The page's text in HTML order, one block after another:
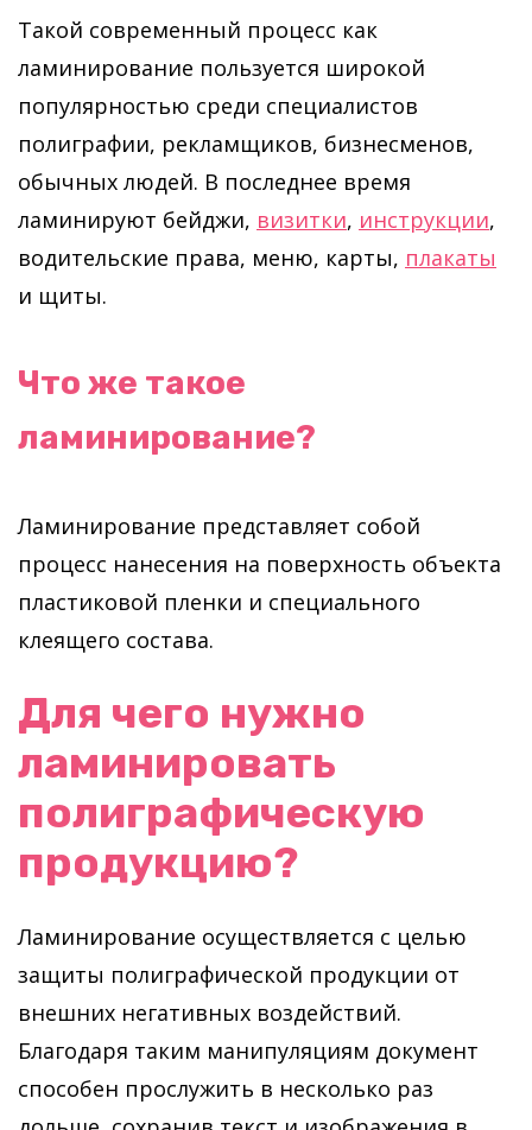
Такой современный процесс как
ламинирование пользуется широкой
популярностью среди специалистов
полиграфии, рекламщиков, бизнесменов,
обычных людей. В последнее время
ламинируют бейджи, визитки, инструкции,
водительские права, меню, карты, плакаты
и щиты.
Что же такое
ламинирование?
Ламинирование представляет собой
процесс нанесения на поверхность объекта
пластиковой пленки и специального
клеящего состава.
Для чего нужно
ламинировать
полиграфическую
продукцию?
Ламинирование осуществляется с целью
защиты полиграфической продукции от
внешних негативных воздействий.
Благодаря таким манипуляциям документ
способен прослужить в несколько раз